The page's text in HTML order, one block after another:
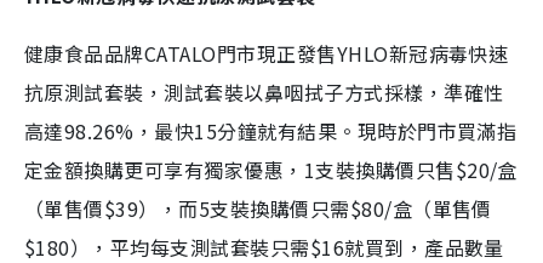
健康食品品牌CATALO門市現正發售YHLO新冠病毒快速
抗原測試套裝，測試套裝以鼻咽拭子方式採樣，準確性
高達98.26%，最快15分鐘就有結果。現時於門市買滿指
定金額換購更可享有獨家優惠，1支裝換購價只售$20/盒
（單售價$39），而5支裝換購價只需$80/盒（單售價
$180），平均每支測試套裝只需$16就買到，產品數量